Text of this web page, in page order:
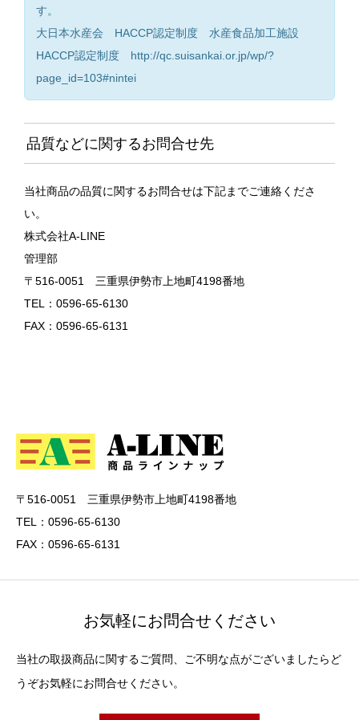
す。
大日本水産会 HACCP認定制度 水産食品加工施設
HACCP認定制度 http://qc.suisankai.or.jp/wp/?
page_id=103#nintei
品質などに関するお問合せ先
当社商品の品質に関するお問合せは下記までご連絡くださ
い。
株式会社A-LINE
管理部
〒516-0051 三重県伊勢市上地町4198番地
TEL：0596-65-6130
FAX：0596-65-6131
〒516-0051 三重県伊勢市上地町4198番地
TEL：0596-65-6130
FAX：0596-65-6131
お気軽にお問合せください
当社の取扱商品に関するご質問、ご不明な点がございましたらど
うぞお気軽にお問合せください。